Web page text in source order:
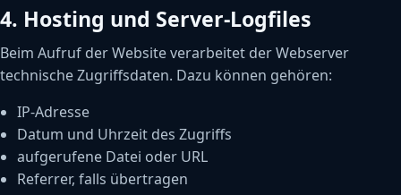
4. Hosting und Server-Logfiles
Beim Aufruf der Website verarbeitet der Webserver
technische Zugriffsdaten. Dazu können gehören:
IP-Adresse
Datum und Uhrzeit des Zugriffs
aufgerufene Datei oder URL
Referrer, falls übertragen